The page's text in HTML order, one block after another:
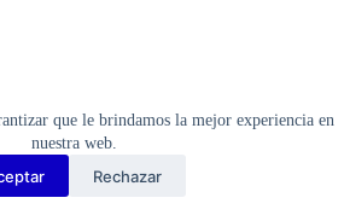
que le brindamos la mejor experiencia en
nuestra web.
Rechazar